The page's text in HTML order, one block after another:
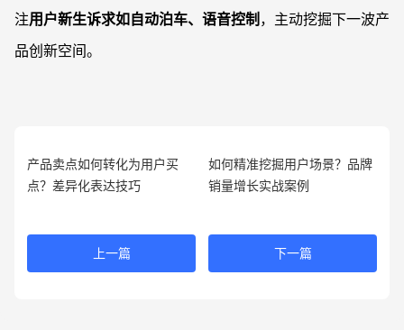
注用户新生诉求如自动泊车、语音控制 ，主动挖掘下一波产
品创新空间。
产品卖点如何转化为用户买
点？差异化表达技巧
上一篇
如何精准挖掘用户场景？品牌
销量增长实战案例
下一篇